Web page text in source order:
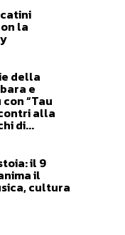
la
della
e
“Tau
alla
di...
il 9
il
cultura